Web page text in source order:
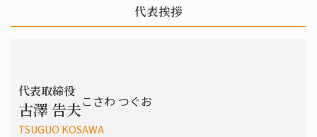
代表挨拶
代表取締役
古澤 告夫こさわ つぐお
TSUGUO KOSAWA